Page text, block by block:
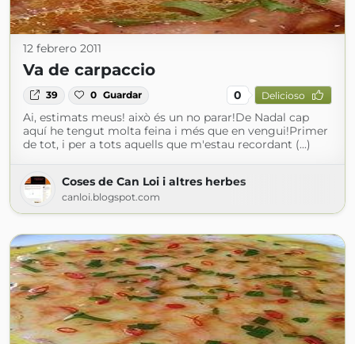
12 febrero 2011
Va de carpaccio
39 0 Guardar 0 Delicioso
Ai, estimats meus! això és un no parar!De Nadal cap
aquí he tengut molta feina i més que en vengui!Primer
de tot, i per a tots aquells que m'estau recordant (...)
Coses de Can Loi i altres herbes
canloi.blogspot.com